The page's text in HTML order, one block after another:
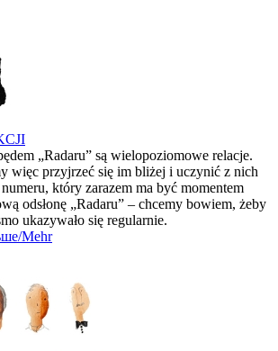
„Radaru” są wielopoziomowe relacje.
więc przyjrzeć się im bliżej i uczynić z nich
który zarazem ma być momentem
odsłonę „Radaru” – chcemy bowiem, żeby
ukazywało się regularnie.
Mehr